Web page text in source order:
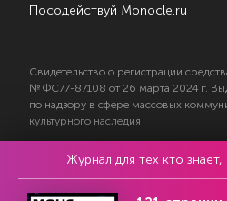
Посодействуй Monocle.ru
Свидетельство о регистрации
№ ФС77-87108 от 26 марта 2024 г.
по надзору в сфере массовых
культурного наследия
© 2017—2026 АНО «Творческий
Политика конфиденциальности
Журнал для тех кто